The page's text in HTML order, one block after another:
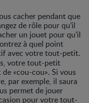
cacher pendant que
de rôle pour qu’il
un jouet pour qu’il
à quel point
avec votre tout-petit.
votre tout-petit
«cou-cou». Si vous
par exemple, il saura
permet de jouer
pour votre tout-